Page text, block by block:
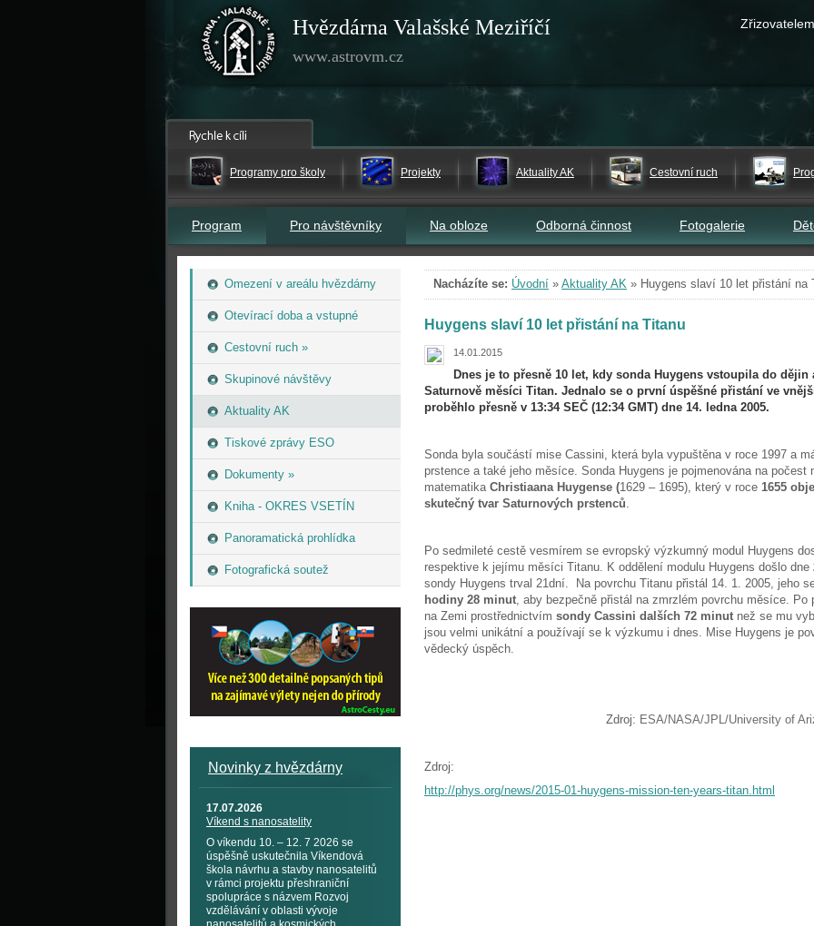
Hvězdárna Valašské Meziříčí
www.astrovm.cz
Programy pro školy Projekty Aktuality AK Cestovní ruch
Program Pro návštěvníky Na obloze Odborná činnost Fotogalerie
Omezení v areálu hvězdárny
Otevírací doba a vstupné
Cestovní ruch »
Skupinové návštěvy
Aktuality AK
Tiskové zprávy ESO
Dokumenty »
Kniha - OKRES VSETÍN
Panoramatická prohlídka
Fotografická soutež
Novinky z hvězdárny
17.07.2026
Víkend s nanosatelity
O víkendu 10. – 12. 7 2026 se
úspěšně uskutečnila Víkendová
škola návrhu a stavby nanosatelitů
v rámci projektu přeshraniční
spolupráce s názvem Rozvoj
vzdělávání v oblasti vývoje
Nacházíte se: Úvodní » Aktuality AK » Huygens slaví 10 let přistání na
Huygens slaví 10 let přistání na Titanu
14.01.2015
Dnes je to přesně 10 let, kdy sonda Huygens vstoupila do dějin
Saturnově měsíci Titan. Jednalo se o první úspěšné přistání ve
proběhlo přesně v 13:34 SEČ (12:34 GMT) dne 14. ledna 2005.
Sonda byla součástí mise Cassini, která byla vypuštěna v roce 1997 a
prstence a také jeho měsíce. Sonda Huygens je pojmenována na
matematika Christiaana Huygense (1629 – 1695), který v roce 1655
skutečný tvar Saturnových prstenců.
Po sedmileté cestě vesmírem se evropský výzkumný modul Huygens
respektive k jejímu měsíci Titanu. K oddělení modulu Huygens došlo dne
sondy Huygens trval 21dní. Na povrchu Titanu přistál 14. 1. 2005, jeho
hodiny 28 minut, aby bezpečně přistál na zmrzlém povrchu měsíce. Po
na Zemi prostřednictvím sondy Cassini dalších 72 minut než se mu
jsou velmi unikátní a používají se k výzkumu i dnes. Mise Huygens je
vědecký úspěch.
Zdroj: ESA/NASA/JPL/University of
Zdroj:
http://phys.org/news/2015-01-huygens-mission-ten-years-titan.html